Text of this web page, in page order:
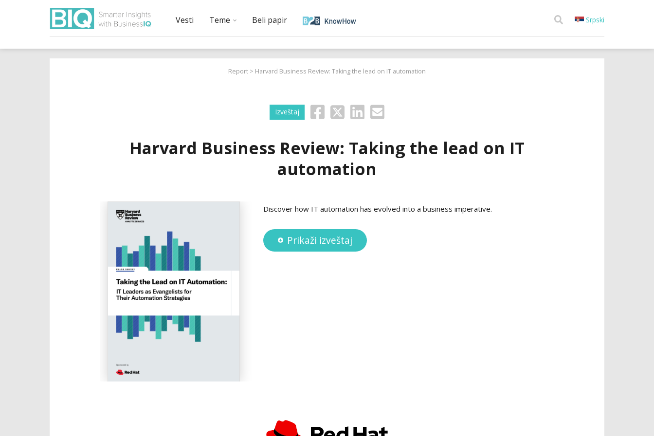
Vesti Teme Beli papir Srpski
Report > Harvard Business Review: Taking the lead on IT automation
Izveštaj
Harvard Business Review: Taking the lead on IT
automation
Discover how IT automation has evolved into a business imperative.
Prikaži izveštaj